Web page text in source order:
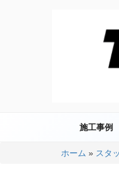
タケ
施工事例
ホーム » スタ